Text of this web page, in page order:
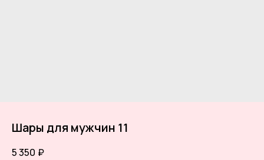
Шары для мужчин 11
5 350 ₽